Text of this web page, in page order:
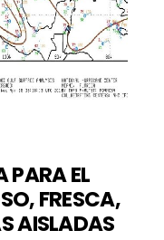
PARA EL
FRESCA,
AISLADAS